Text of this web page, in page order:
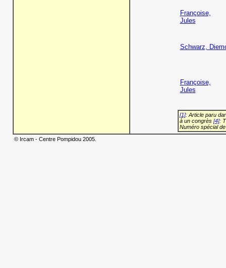
Françoise,
Jules
Schwarz,
Françoise,
Jules
[1]: Article paru
à un congrès [4]:
Numéro spécial
© Ircam - Centre Pompidou 2005.